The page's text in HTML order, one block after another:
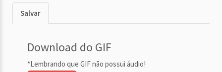
Salvar
Download do GIF
*Lembrando que GIF não possui áudio!